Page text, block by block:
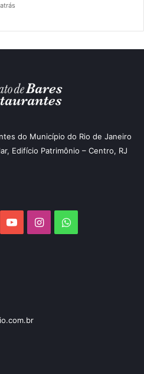
do Município do Rio de Janeiro
Edifício Patrimônio – Centro, RJ
YouTubeInstagramWhatsApp